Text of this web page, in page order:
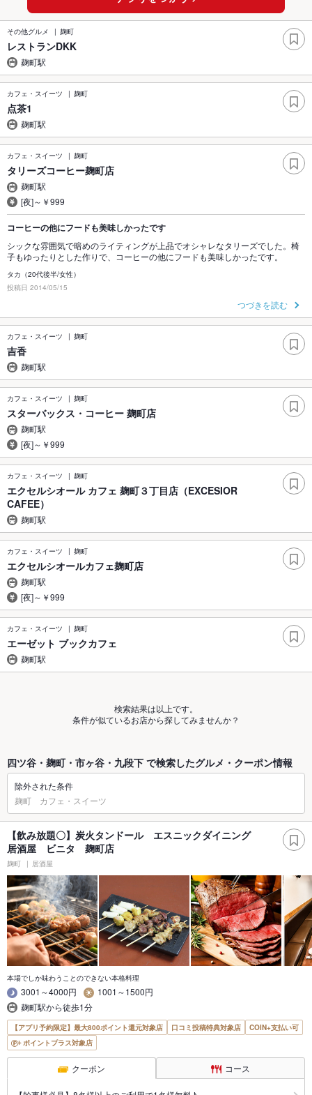
その他グルメ 麹町
レストランDKK
麹町駅
カフェ・スイーツ 麹町
点茶1
麹町駅
カフェ・スイーツ 麹町
タリーズコーヒー麹町店
麹町駅
[夜]～￥999
コーヒーの他にフードも美味しかったです
シックな雰囲気で暗めのライティングが上品でオシャレなタリーズでした。椅
子もゆったりとした作りで、コーヒーの他にフードも美味しかったです。
タカ（20代後半/女性）
投稿日 2014/05/15
つづきを読む
カフェ・スイーツ 麹町
吉香
麹町駅
カフェ・スイーツ 麹町
スターバックス・コーヒー 麹町店
麹町駅
[夜]～￥999
カフェ・スイーツ 麹町
エクセルシオール カフェ 麹町３丁目店（EXCESIOR
CAFEE）
麹町駅
カフェ・スイーツ 麹町
エクセルシオールカフェ麹町店
麹町駅
[夜]～￥999
カフェ・スイーツ 麹町
エーゼット ブックカフェ
麹町駅
検索結果は以上です。
条件が似ているお店から探してみませんか？
四ツ谷・麹町・市ヶ谷・九段下 で検索したグルメ・クーポン情報
除外された条件
麹町 カフェ・スイーツ
【飲み放題〇】炭火タンドール エスニックダイニング
居酒屋 ビニタ 麹町店
麹町 居酒屋
本場でしか味わうことのできない本格料理
3001～4000円
1001～1500円
麹町駅から徒歩1分
【アプリ予約限定】最大800ポイント還元対象店 口コミ投稿特典対象店
COIN+支払い可
ポイントプラス対象店
クーポン コース